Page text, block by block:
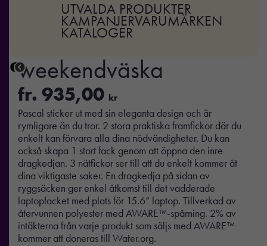
UTVALDA PRODUKTER
KAMPANJERVARUMÄRKEN
KATALOGER
XD-P763.22
Pascal AWARE™ RPET
weekendväska
fr. 935,00 kr
Pascal sticker ut med sin eleganta design och är
rymligare än du tror. 2 stora praktiska framfickor där du
enkelt kan förvara alla dina nödvändigheter. Du kan
också skapa 1 stort fack genom att öppna den inre
dragkedjan. 3 nätfickor ser till att du enkelt kommer åt
dina viktigaste saker. En dragkedja på sidan av
ryggsäcken ger enkel åtkomst till det vadderade
laptopfacket med plats för 15.6” laptop. Tillverkad av
återvunnen polyester med AWARE™-spårning. 2% av
intäkterna från varje produkt som säljs med AWARE™
kommer att doneras till Water.org.